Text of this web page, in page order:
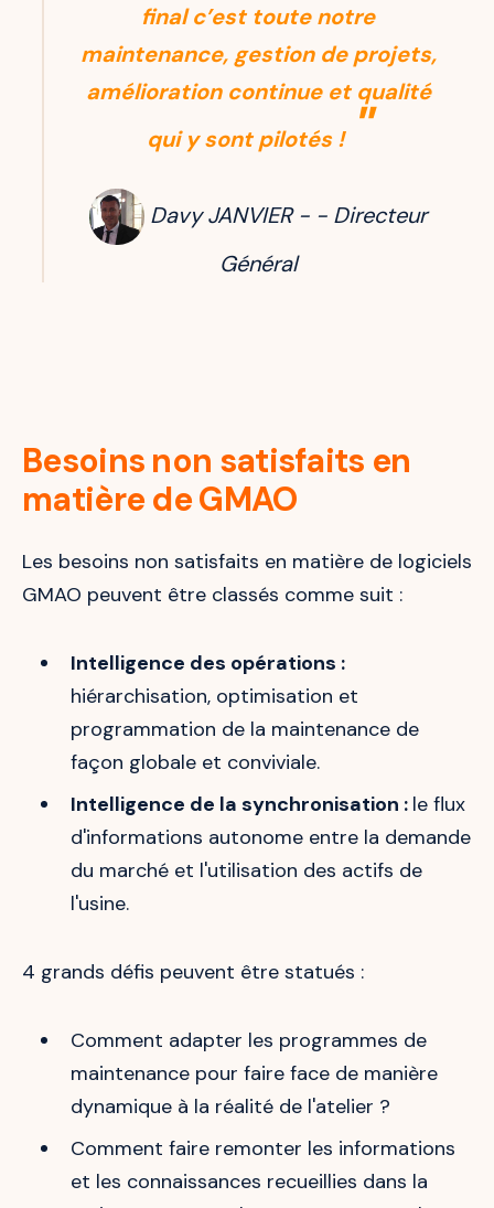
final c’est toute notre
maintenance, gestion de projets,
amélioration continue et qualité
qui y sont pilotés ! "
Davy JANVIER - - Directeur
Général
Besoins non satisfaits en
matière de GMAO
Les besoins non satisfaits en matière de logiciels
GMAO peuvent être classés comme suit :
Intelligence des opérations :
hiérarchisation, optimisation et
programmation de la maintenance de
façon globale et conviviale.
Intelligence de la synchronisation : le flux
d'informations autonome entre la demande
du marché et l'utilisation des actifs de
l'usine.
4 grands défis peuvent être statués :
Comment adapter les programmes de
maintenance pour faire face de manière
dynamique à la réalité de l'atelier ?
Comment faire remonter les informations
et les connaissances recueillies dans la